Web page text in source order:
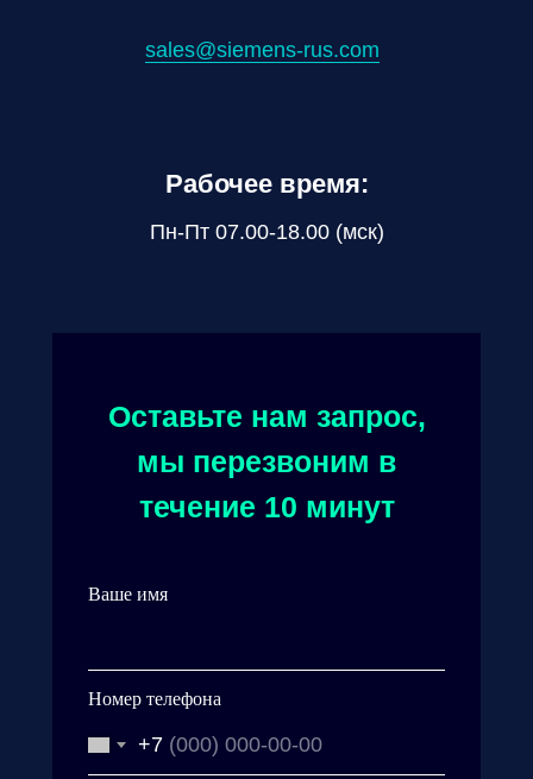
Оставьте нам запрос,
мы перезвоним в
течение 10 минут
Ваше имя
Номер телефона
+7
sales@siemens-rus.com
Пн-Пт 07.00-18.00 (мск)
Рабочее время: